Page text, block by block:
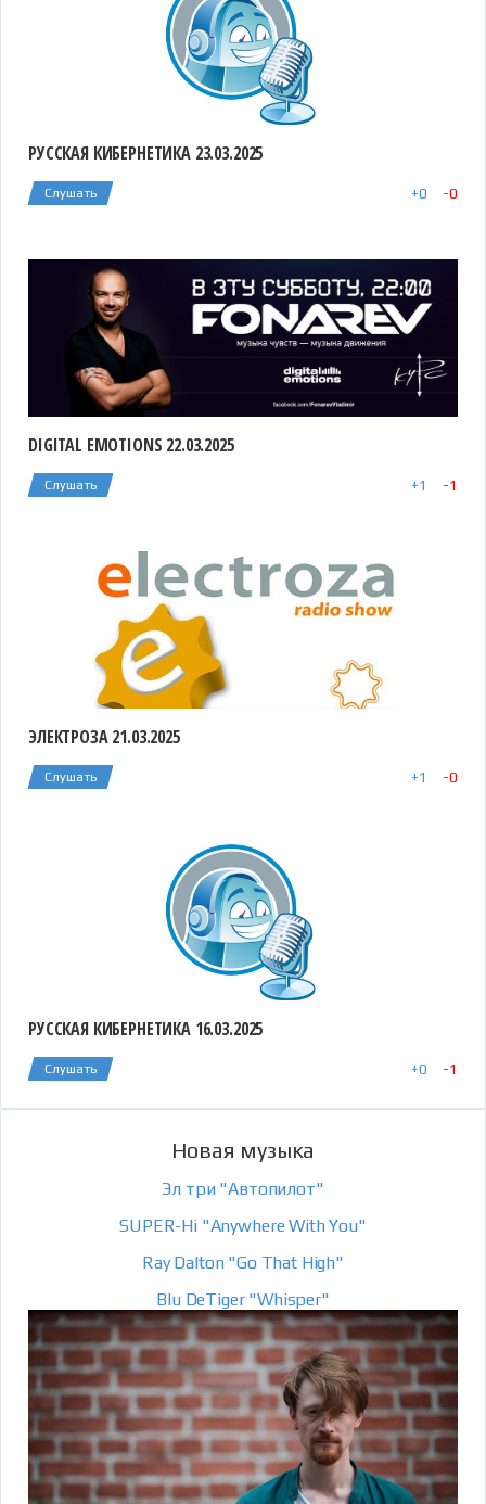
РУССКАЯ КИБЕРНЕТИКА 23.03.2025
Слушать +0 -0
DIGITAL EMOTIONS 22.03.2025
Слушать +1 -1
ЭЛЕКТРОЗА 21.03.2025
Слушать +1 -0
РУССКАЯ КИБЕРНЕТИКА 16.03.2025
Слушать +0 -1
Новая музыка
Эл три "Автопилот"
SUPER-Hi "Anywhere With You"
Ray Dalton "Go That High"
Blu DeTiger "Whisper"